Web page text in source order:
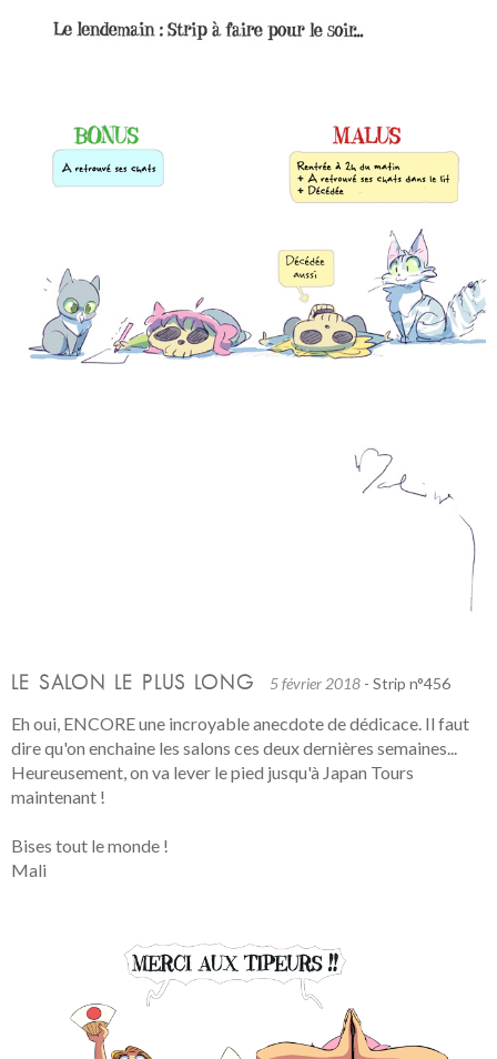
LE SALON LE PLUS LONG 5 février 2018 - Strip n°456
Eh oui, ENCORE une incroyable anecdote de dédicace. Il faut
dire qu'on enchaine les salons ces deux dernières semaines...
Heureusement, on va lever le pied jusqu'à Japan Tours
maintenant !
Bises tout le monde !
Mali